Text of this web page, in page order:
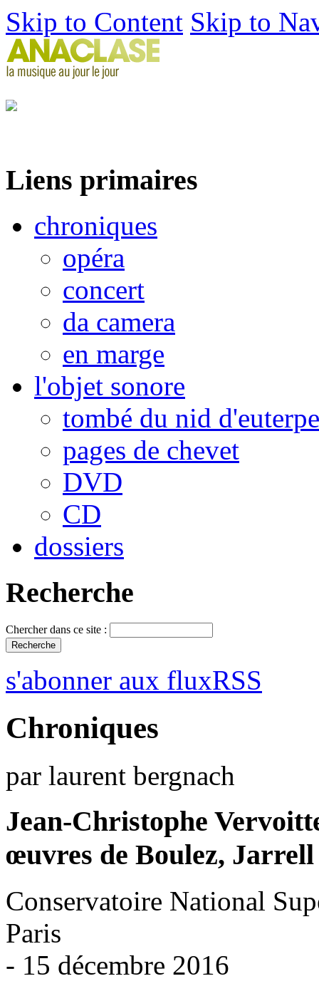
Skip to Content Skip to
Liens primaires
chroniques
opéra
concert
da camera
en marge
l'objet sonore
tombé du nid d'euterpe
pages de chevet
DVD
CD
dossiers
Recherche
Chercher dans ce site :
s'abonner aux fluxRSS
Chroniques
par laurent bergnach
Jean-Christophe
œuvres de Boulez,
Conservatoire National
Paris
- 15 décembre 2016